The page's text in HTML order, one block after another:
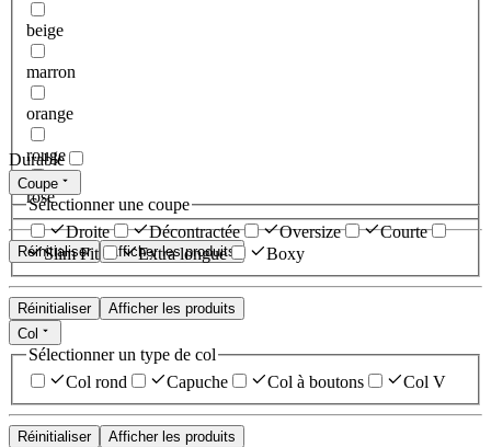
beige
marron
orange
rouge
rose
Réinitialiser Afficher les produits
Durable
Coupe
Sélectionner une coupe
Droite
Décontractée Oversize
Courte
Slim Fit
Extra longue Boxy
Réinitialiser
Afficher les produits
Col
Sélectionner un type de col
Col rond
Capuche Col à boutons Col V
Réinitialiser
Afficher les produits